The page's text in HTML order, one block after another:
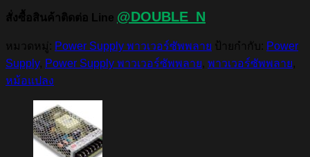
สั่งซื้อสินค้าติดต่อ Line @DOUBLE_N
หมวดหมู่: Power Supply พาวเวอร์ซัพพลาย ป้ายกำกับ: Power
Supply, Power Supply พาวเวอร์ซัพพลาย, พาวเวอร์ซัพพลาย,
หม้อแปลง